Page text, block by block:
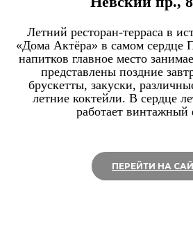
Летний ресторан-терраса в
«Дома Актёра» в самом сердце
напитков главное место
представлены поздние
брускетты, закуски,
летние коктейли. В сердце
работает винтажный
ПЕРЕЙТИ НА